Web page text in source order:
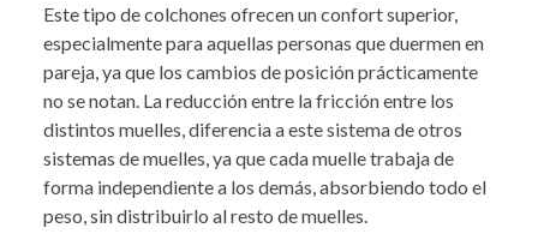
Este tipo de colchones ofrecen un confort superior,
especialmente para aquellas personas que duermen en
pareja, ya que los cambios de posición prácticamente
no se notan. La reducción entre la fricción entre los
distintos muelles, diferencia a este sistema de otros
sistemas de muelles, ya que cada muelle trabaja de
forma independiente a los demás, absorbiendo todo el
peso, sin distribuirlo al resto de muelles.